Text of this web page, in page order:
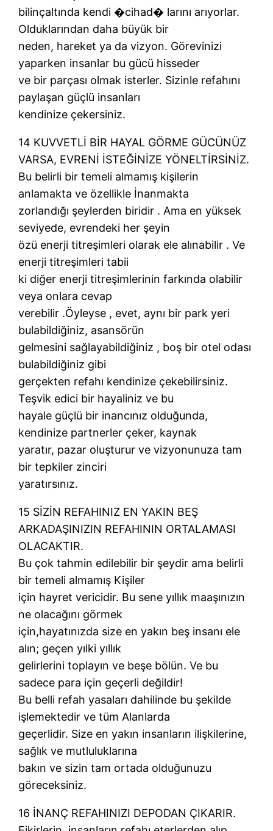
bilinçaltında kendi �cihad� larını arıyorlar.
Olduklarından daha büyük bir
neden, hareket ya da vizyon. Görevinizi
yaparken insanlar bu gücü hisseder
ve bir parçası olmak isterler. Sizinle refahını
paylaşan güçlü insanları
kendinize çekersiniz.
14 KUVVETLİ BİR HAYAL GÖRME GÜCÜNÜZ
VARSA, EVRENİ İSTEĞİNİZE YÖNELTİRSİNİZ.
Bu belirli bir temeli almamış kişilerin
anlamakta ve özellikle İnanmakta
zorlandığı şeylerden biridir . Ama en yüksek
seviyede, evrendeki her şeyin
özü enerji titreşimleri olarak ele alınabilir . Ve
enerji titreşimleri tabii
ki diğer enerji titreşimlerinin farkında olabilir
veya onlara cevap
verebilir .Öyleyse , evet, aynı bir park yeri
bulabildiğiniz, asansörün
gelmesini sağlayabildiğiniz , boş bir otel odası
bulabildiğiniz gibi
gerçekten refahı kendinize çekebilirsiniz.
Teşvik edici bir hayaliniz ve bu
hayale güçlü bir inancınız olduğunda,
kendinize partnerler çeker, kaynak
yaratır, pazar oluşturur ve vizyonunuza tam
bir tepkiler zinciri
yaratırsınız.
15 SİZİN REFAHINIZ EN YAKIN BEŞ
ARKADAŞINIZIN REFAHININ ORTALAMASI
OLACAKTIR.
Bu çok tahmin edilebilir bir şeydir ama belirli
bir temeli almamış Kişiler
için hayret vericidir. Bu sene yıllık maaşınızın
ne olacağını görmek
için,hayatınızda size en yakın beş insanı ele
alın; geçen yılki yıllık
gelirlerini toplayın ve beşe bölün. Ve bu
sadece para için geçerli değildir!
Bu belli refah yasaları dahilinde bu şekilde
işlemektedir ve tüm Alanlarda
geçerlidir. Size en yakın insanların ilişkilerine,
sağlık ve mutluluklarına
bakın ve sizin tam ortada olduğunuzu
göreceksiniz.
16 İNANÇ REFAHINIZI DEPODAN ÇIKARIR.